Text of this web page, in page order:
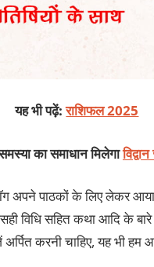
यह भी पढ़ें:राशिफल 2025
का समाधान मिलेगा
अपने पाठकों के लिए लेकर
विधि सहित कथा आदि के बारे
करनी चाहिए, यह भी